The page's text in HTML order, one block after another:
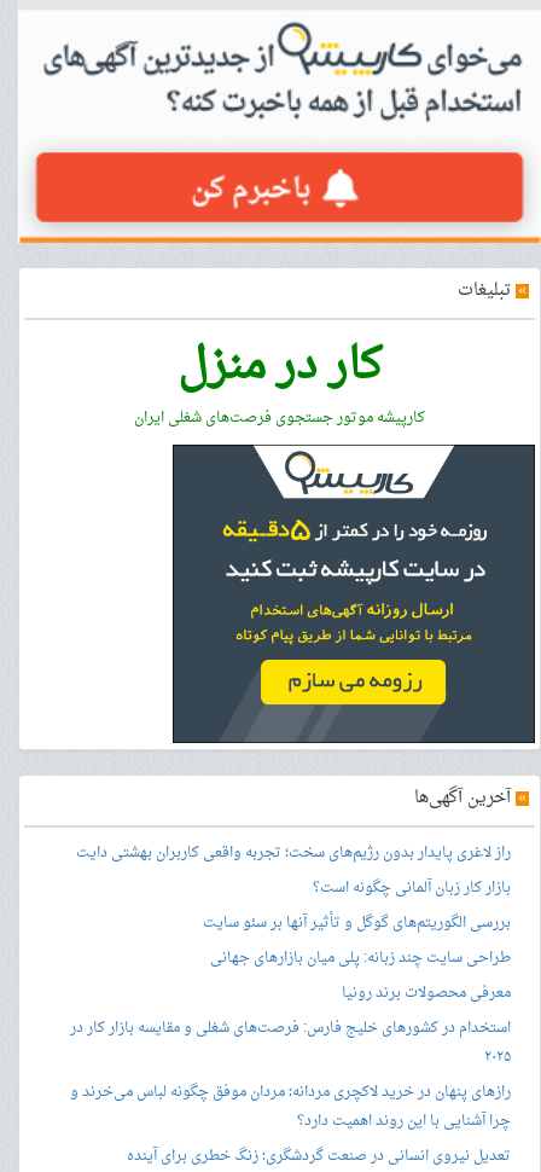
» تبلیغات
کار در منزل
کارپیشه موتور جستجوی فرصت‌های شغلی ایران
»آخرین آگهی‌ها
راز لاغری پایدار بدون رژیم‌های سخت؛ تجربه واقعی کاربران بهشتی دایت
بازار کار زبان آلمانی چگونه است؟
بررسی الگوریتم‌های گوگل و تأثیر آنها بر سئو سایت
طراحی سایت چند زبانه: پلی میان بازارهای جهانی
معرفی محصولات برند رونیا
استخدام در کشورهای خلیج فارس: فرصت‌های شغلی و مقایسه بازار کار در
۲۰۲۵
رازهای پنهان در خرید لاکچری مردانه؛ مردان موفق چگونه لباس می‌خرند و
چرا آشنایی با این روند اهمیت دارد؟
تعدیل نیروی انسانی در صنعت گردشگری؛ زنگ خطری برای آینده